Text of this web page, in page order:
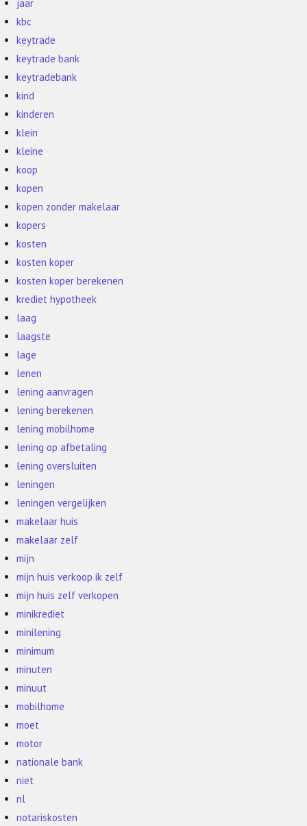
jaar
kbc
keytrade
keytrade bank
keytradebank
kind
kinderen
klein
kleine
koop
kopen
kopen zonder makelaar
kopers
kosten
kosten koper
kosten koper berekenen
krediet hypotheek
laag
laagste
lage
lenen
lening aanvragen
lening berekenen
lening mobilhome
lening op afbetaling
lening oversluiten
leningen
leningen vergelijken
makelaar huis
makelaar zelf
mijn
mijn huis verkoop ik zelf
mijn huis zelf verkopen
minikrediet
minilening
minimum
minuten
minuut
mobilhome
moet
motor
nationale bank
niet
nl
notariskosten